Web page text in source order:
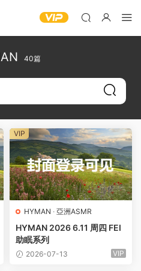
40篇
HYMAN · 亞洲ASMR
HYMAN 2026 6.11 周四 FEI
助眠系列
2026-07-13 VIP
VIP